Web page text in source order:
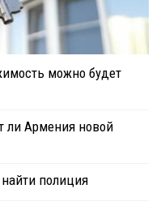
можно будет
ли Армения новой
полиция